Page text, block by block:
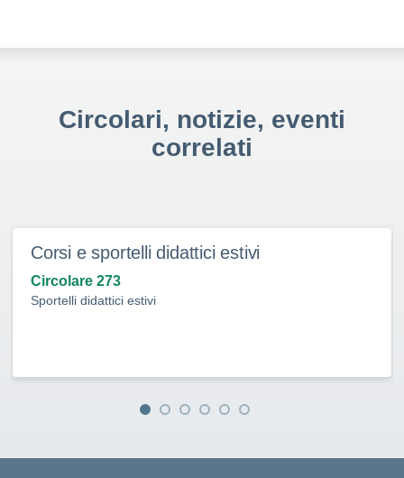
Circolari, notizie, eventi
correlati
Corsi e sportelli didattici estivi
Circolare 273
Sportelli didattici estivi